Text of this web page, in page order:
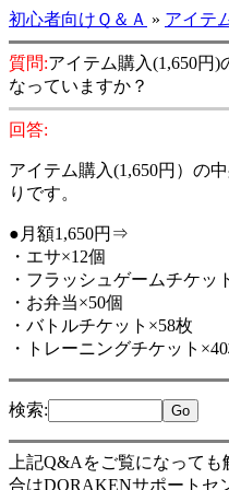
初心者向けＱ＆Ａ » アイテ
質問:アイテム購入(1,650円)
なっていますか？
回答:
アイテム購入(1,650円）の
りです。
●月額1,650円⇒
・エサ×12個
・フラッシュゲームチケッ
・お弁当×50個
・バトルチケット×58枚
・トレーニングチケット
検索:
上記Q&Aをご覧になって
合はDORAKENサポートセ